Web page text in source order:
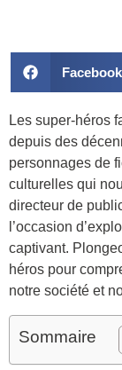
Facebook
Les super-héros
depuis des
personnages de
culturelles qui
directeur de
l’occasion
captivant.
héros pour
notre société et
Sommaire